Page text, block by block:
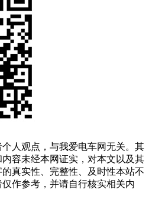
人观点，与我爱电车网无关。其
容未经本网证实，对本文以及其
真实性、完整性、及时性本站不
作参考，并请自行核实相关内